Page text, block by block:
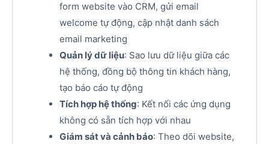
form website vào CRM, gửi email
welcome tự động, cập nhật danh sách
email marketing
Quản lý dữ liệu: Sao lưu dữ liệu giữa các
hệ thống, đồng bộ thông tin khách hàng,
tạo báo cáo tự động
Tích hợp hệ thống: Kết nối các ứng dụng
không có sẵn tích hợp với nhau
Giám sát và cảnh báo: Theo dõi website,